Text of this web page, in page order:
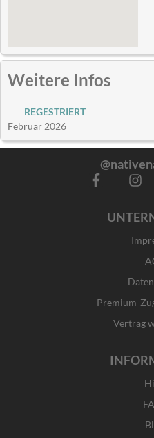
Weitere Infos
REGESTRIERT
Februar 2026
F
f
I
t
g
a
m
Premium-
Vertrag